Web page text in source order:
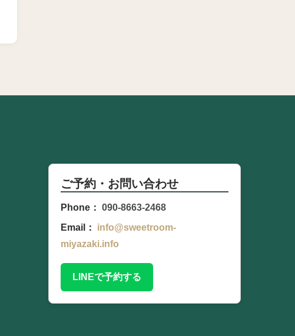
ご予約・お問い合わせ
Phone：
090-8663-2468
Email：
info@sweetroom-
miyazaki.info
LINEで予約する